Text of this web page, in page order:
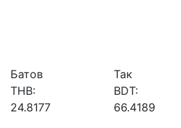
Батов
THB:
24.8177
Так
BDT:
66.4189